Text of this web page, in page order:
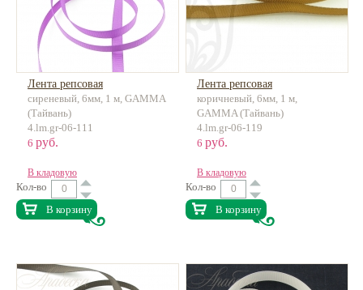
Лента репсовая
сиреневый, 6мм, 1 м, GAMMA
(Тайвань)
4.lm.gr-06-111
6 руб.
В кладовую
Кол-во
В корзину
Лента репсовая
коричневый, 6мм, 1 м,
GAMMA (Тайвань)
4.lm.gr-06-119
6 руб.
В кладовую
Кол-во
В корзину